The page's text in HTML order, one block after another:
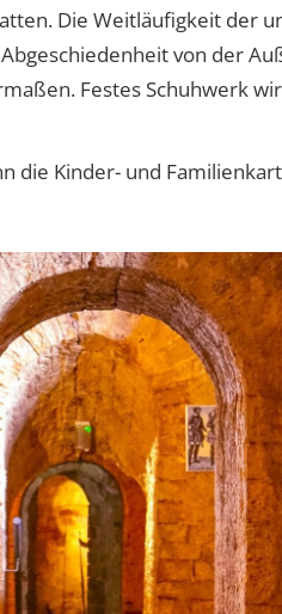
Die Weitläufigkeit der
von der
Festes Schuhwerk
die Kinder- und